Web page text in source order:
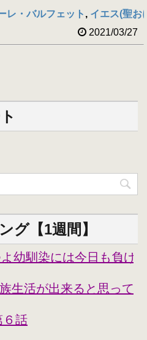
レ・バルフェット , イエス(聖お
2021/03/27
グ【1週間】
よ幼馴染には今日も負け
生活が出来ると思って
６話